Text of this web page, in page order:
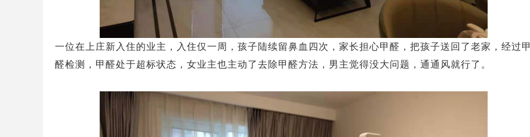
一位在上庄新入住的业主，入住仅一周，孩子陆续留鼻血四次，家长担心甲醛，把孩子送回了老家，经过甲
醛检测，甲醛处于超标状态，女业主也主动了去除甲醛方法，男主觉得没大问题，通通风就行了。